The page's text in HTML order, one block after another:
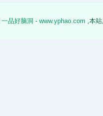
一品好脑洞 - www.yphao.com ,本